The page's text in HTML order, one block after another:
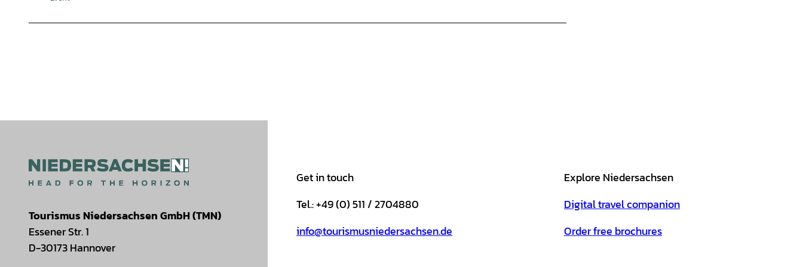
Tourismus Niedersachsen GmbH (TMN)
Essener Str. 1
D-30173 Hannover
Get in touch
Tel.: +49 (0) 511 / 2704880
info@tourismusniedersachsen.de
Explore Niedersachsen
Digital travel companion
Order free brochures